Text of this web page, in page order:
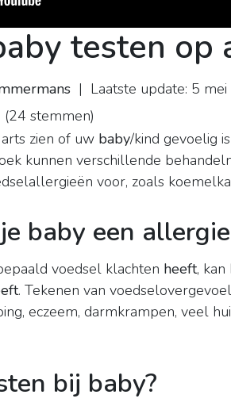
testen op
| Laatste update: 5
(24 stemmen)
zien of uw baby/kind gevoelig
kunnen verschillende
voor, zoals
baby een
voedsel klachten heeft, kan
. Tekenen van
eczeem, darmkrampen, veel
bij baby?